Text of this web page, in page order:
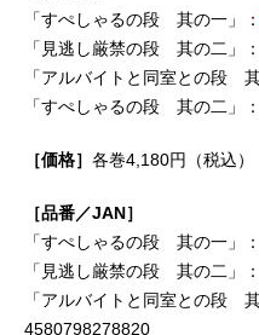
「すぺしゃるの段 其の一」：
「見逃し厳禁の段 其の二」
「アルバイトと同室との段
「すぺしゃるの段 其の二」
［価格］ 各巻4,180円（税込）
［品番／JAN］
「すぺしゃるの段 其の一」
「見逃し厳禁の段 其の二」
「アルバイトと同室との段
4580798278820